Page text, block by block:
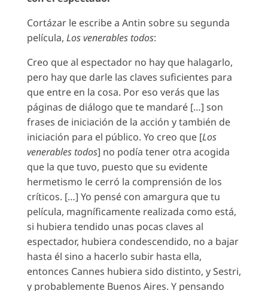
Cortázar le escribe a Antin sobre su segunda
película, Los venerables todos:
Creo que al espectador no hay que halagarlo,
pero hay que darle las claves suficientes para
que entre en la cosa. Por eso verás que las
páginas de diálogo que te mandaré […] son
frases de iniciación de la acción y también de
iniciación para el público. Yo creo que [Los
venerables todos] no podía tener otra acogida
que la que tuvo, puesto que su evidente
hermetismo le cerró la comprensión de los
críticos. […] Yo pensé con amargura que tu
película, magníficamente realizada como está,
si hubiera tendido unas pocas claves al
espectador, hubiera condescendido, no a bajar
hasta él sino a hacerlo subir hasta ella,
entonces Cannes hubiera sido distinto, y Sestri,
y probablemente Buenos Aires. Y pensando